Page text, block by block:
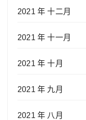
2021 年 十二月
2021 年 十一月
2021 年 十月
2021 年 九月
2021 年 八月